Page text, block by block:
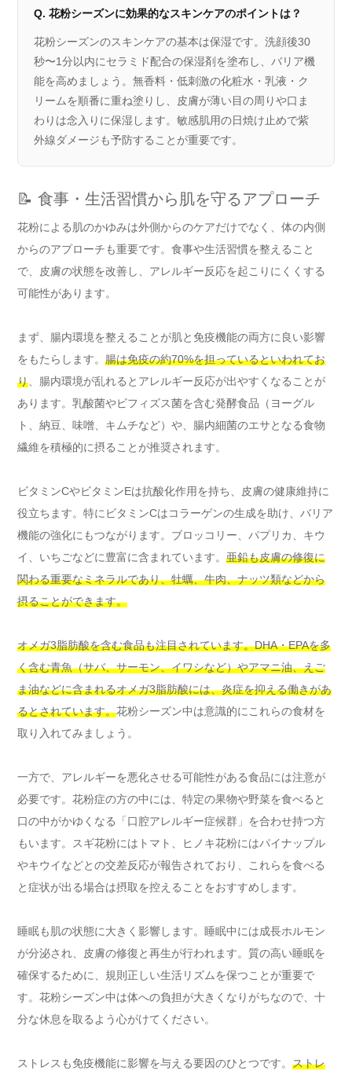
Q. 花粉シーズンに効果的なスキンケアのポイントは？
花粉シーズンのスキンケアの基本は保湿です。洗顔後30
秒〜1分以内にセラミド配合の保湿剤を塗布し、バリア機
能を高めましょう。無香料・低刺激の化粧水・乳液・ク
リームを順番に重ね塗りし、皮膚が薄い目の周りや口ま
わりは念入りに保湿します。敏感肌用の日焼け止めで紫
外線ダメージも予防することが重要です。
📝 食事・生活習慣から肌を守るアプローチ
花粉による肌のかゆみは外側からのケアだけでなく、体の内側
からのアプローチも重要です。食事や生活習慣を整えること
で、皮膚の状態を改善し、アレルギー反応を起こりにくくする
可能性があります。
まず、腸内環境を整えることが肌と免疫機能の両方に良い影響
をもたらします。 腸は免疫の約70%を担っているといわれてお
り、腸内環境が乱れるとアレルギー反応が出やすくなることが
あります。乳酸菌やビフィズス菌を含む発酵食品（ヨーグル
ト、納豆、味噌、キムチなど）や、腸内細菌のエサとなる食物
繊維を積極的に摂ることが推奨されます。
ビタミンCやビタミンEは抗酸化作用を持ち、皮膚の健康維持に
役立ちます。特にビタミンCはコラーゲンの生成を助け、バリア
機能の強化にもつながります。ブロッコリー、パプリカ、キウ
イ、いちごなどに豊富に含まれています。 亜鉛も皮膚の修復に
関わる重要なミネラルであり、牡蠣、牛肉、ナッツ類などから
摂ることができます。
オメガ3脂肪酸を含む食品も注目されています。DHA・EPAを多
く含む青魚（サバ、サーモン、イワシなど）やアマニ油、えご
ま油などに含まれるオメガ3脂肪酸には、炎症を抑える働きがあ
るとされています。花粉シーズン中は意識的にこれらの食材を
取り入れてみましょう。
一方で、アレルギーを悪化させる可能性がある食品には注意が
必要です。花粉症の方の中には、特定の果物や野菜を食べると
口の中がかゆくなる「口腔アレルギー症候群」を合わせ持つ方
もいます。スギ花粉にはトマト、ヒノキ花粉にはパイナップル
やキウイなどとの交差反応が報告されており、これらを食べる
と症状が出る場合は摂取を控えることをおすすめします。
睡眠も肌の状態に大きく影響します。睡眠中には成長ホルモン
が分泌され、皮膚の修復と再生が行われます。質の高い睡眠を
確保するために、規則正しい生活リズムを保つことが重要で
す。花粉シーズン中は体への負担が大きくなりがちなので、十
分な休息を取るよう心がけてください。
ストレスも免疫機能に影響を与える要因のひとつです。 ストレ